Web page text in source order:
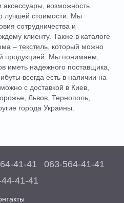
возможность
лучшей стоимости. Мы
сотрудничества и
клиенту. Также в каталоге
– текстиль , который можно
продукцией. Мы понимаем,
иметь надежного поставщика,
всегда есть в наличии на
с доставкой в Киев,
Львов, Тернополь,
города Украины.
41-41
063-564-41-41
41-41